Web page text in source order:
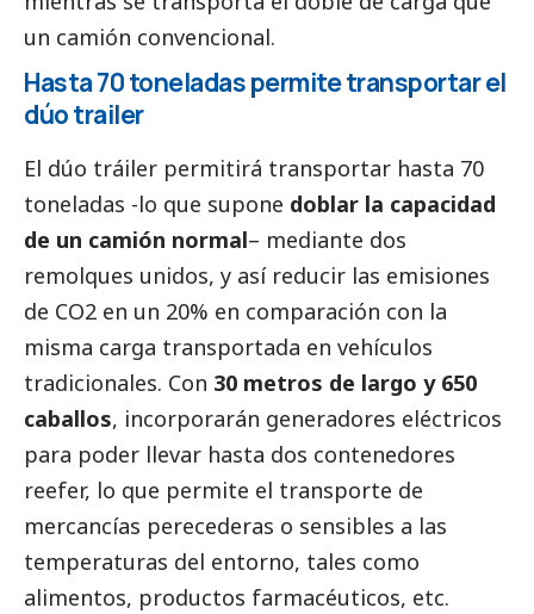
un camión convencional.
Hasta 70 toneladas permite transportar el
dúo trailer
El dúo tráiler permitirá transportar hasta 70
toneladas -lo que supone doblar la capacidad
de un camión normal– mediante dos
remolques unidos, y así reducir las emisiones
de CO2 en un 20% en comparación con la
misma carga transportada en vehículos
tradicionales. Con 30 metros de largo y 650
caballos, incorporarán generadores eléctricos
para poder llevar hasta dos contenedores
reefer, lo que permite el transporte de
mercancías perecederas o sensibles a las
temperaturas del entorno, tales como
alimentos, productos farmacéuticos, etc.